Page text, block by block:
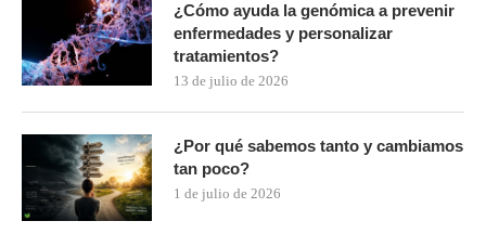
¿Cómo ayuda la genómica a prevenir
enfermedades y personalizar
tratamientos?
13 de julio de 2026
¿Por qué sabemos tanto y cambiamos
tan poco?
1 de julio de 2026